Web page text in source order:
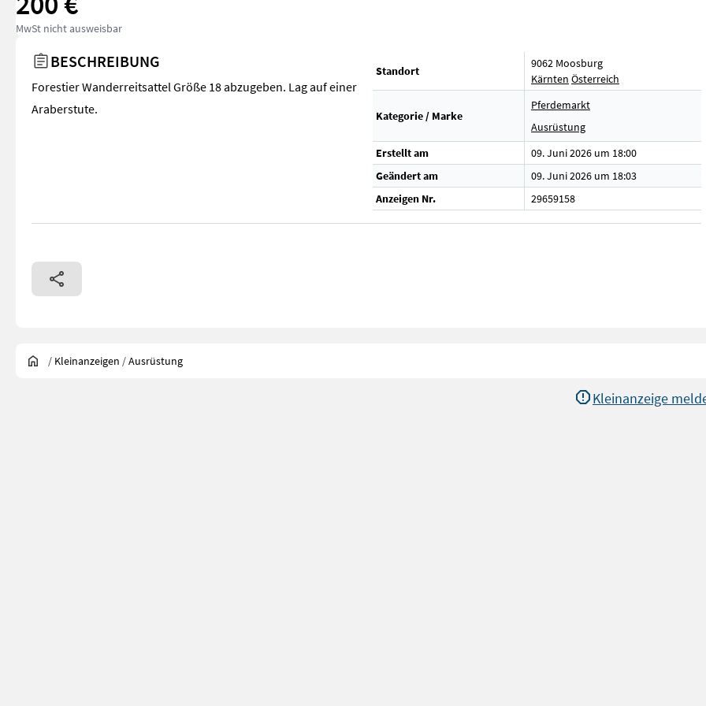
MwSt nicht ausweisbar
BESCHREIBUNG
Forestier Wanderreitsattel Größe 18 abzugeben. Lag auf einer
Araberstute.
Standort
9062 Moosburg
Kärnten Österreich
Kategorie / Marke
Pferdemarkt
Ausrüstung
Erstellt am
09. Juni 2026 um 18:00
Geändert am
09. Juni 2026 um 18:03
Anzeigen Nr.
29659158
/ Kleinanzeigen /Ausrüstung
Kleinanzeige